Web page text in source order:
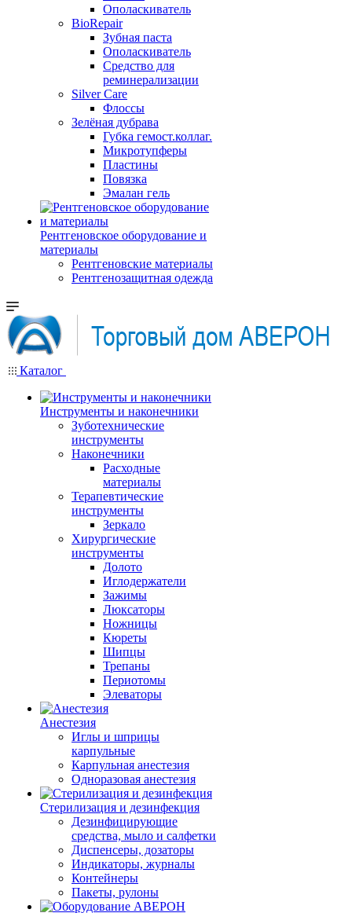
Ополаскиватель
BioRepair
Зубная паста
Ополаскиватель
Средство для
реминерализации
Silver Care
Флоссы
Зелёная дубрава
Губка гемост.коллаг.
Микротупферы
Пластины
Повязка
Эмалан гель
Рентгеновское оборудование и
материалы
Рентгеновские материалы
Рентгенозащитная одежда
Каталог
Инструменты и наконечники
Зуботехнические
инструменты
Наконечники
Расходные
материалы
Терапевтические
инструменты
Зеркало
Хирургические
инструменты
Долото
Иглодержатели
Зажимы
Люксаторы
Ножницы
Кюреты
Шипцы
Трепаны
Периотомы
Элеваторы
Анестезия
Иглы и шприцы
карпульные
Карпульная анестезия
Одноразовая анестезия
Стерилизация и дезинфекция
Дезинфицирующие
средства, мыло и салфетки
Диспенсеры, дозаторы
Индикаторы, журналы
Контейнеры
Пакеты, рулоны